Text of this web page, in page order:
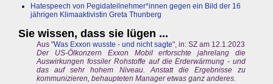
Hatespeech von Pegidateilnehmer*innen gegen ein Bild der 16
jährigen Klimaaktivistin Greta Thunberg
Sie wissen, dass sie lügen ...
Aus "Was Exxon wusste - und nicht sagte", in: SZ am 12.1.2023
Der US-Ölkonzern Exxon Mobil erforschte jahrelang die
Auswirkungen fossiler Rohstoffe auf die Erderwärmung - und
das auf sehr hohem Niveau. Anstatt die Ergebnisse zu
kommunizieren, behaupteten Manager etwas ganz anderes.